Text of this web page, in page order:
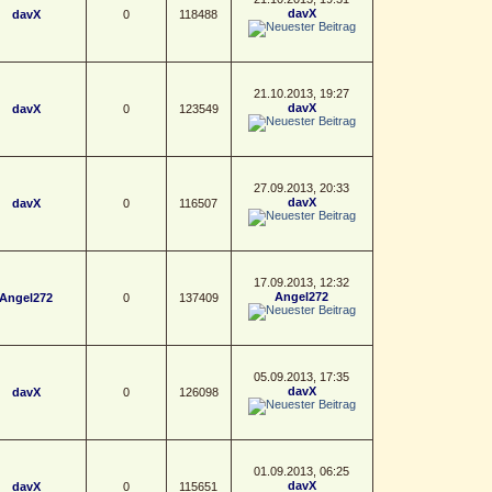
davX 0 118488
davX
davX 0 123549
21.10.2013, 19:27
davX
davX 0 116507
27.09.2013, 20:33
davX
Angel272 0 137409
17.09.2013, 12:32
Angel272
davX 0 126098
05.09.2013, 17:35
davX
davX 0 115651
01.09.2013, 06:25
davX